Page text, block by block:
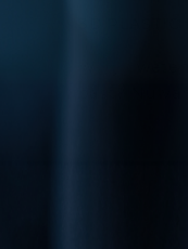
Wil jij